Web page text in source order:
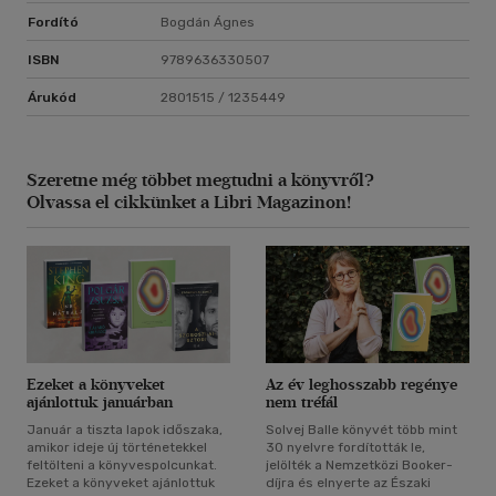
Fordító Bogdán Ágnes
ISBN 9789636330507
Árukód 2801515 / 1235449
Szeretne még többet megtudni a könyvről?
Olvassa el cikkünket a Libri Magazinon!
Ezeket a könyveket
ajánlottuk januárban
Január a tiszta lapok időszaka,
amikor ideje új történetekkel
feltölteni a könyvespolcunkat.
Ezeket a könyveket ajánlottuk
Az év leghosszabb regénye
nem tréfál
Solvej Balle könyvét több mint
30 nyelvre fordították le,
jelölték a Nemzetközi Booker-
díjra és elnyerte az Északi